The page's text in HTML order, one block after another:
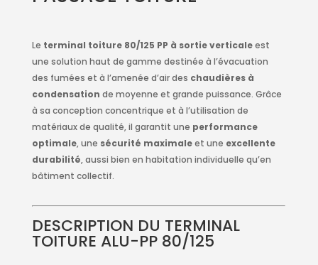
Le terminal toiture 80/125 PP à sortie verticaleest
une solution haut de gamme destinée à l’évacuation
des fumées et à l’amenée d’air des chaudières à
condensation de moyenne et grande puissance. Grâce
à sa conception concentrique et à l’utilisation de
matériaux de qualité, il garantit une performance
optimale, une sécurité maximaleet une excellente
durabilité, aussi bien en habitation individuelle qu’en
bâtiment collectif.
DESCRIPTION DU TERMINAL
TOITURE ALU-PP 80/125